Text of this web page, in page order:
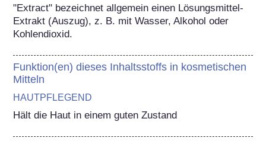
"Extract" bezeichnet allgemein einen Lösungsmittel-
Extrakt (Auszug), z. B. mit Wasser, Alkohol oder
Kohlendioxid.
Funktion(en) dieses Inhaltsstoffs in kosmetischen
Mitteln
HAUTPFLEGEND
Hält die Haut in einem guten Zustand